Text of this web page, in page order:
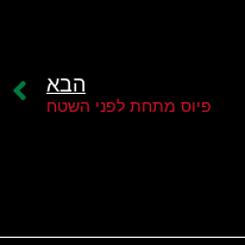
הבא
פיוס מתחת לפני השטח